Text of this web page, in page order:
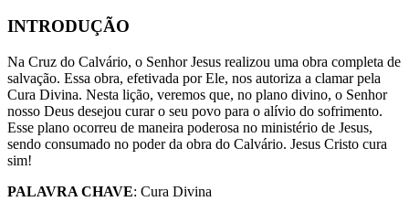
INTRODUÇÃO
Na Cruz do Calvário, o Senhor Jesus realizou uma obra completa de
salvação. Essa obra, efetivada por Ele, nos autoriza a clamar pela
Cura Divina. Nesta lição, veremos que, no plano divino, o Senhor
nosso Deus desejou curar o seu povo para o alívio do sofrimento.
Esse plano ocorreu de maneira poderosa no ministério de Jesus,
sendo consumado no poder da obra do Calvário. Jesus Cristo cura
sim!
PALAVRA CHAVE: Cura Divina